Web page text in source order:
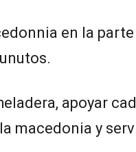
en la
apoyar
macedonia y